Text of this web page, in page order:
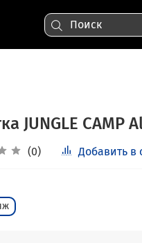
JUNGLE CAMP
(0) Добавить в